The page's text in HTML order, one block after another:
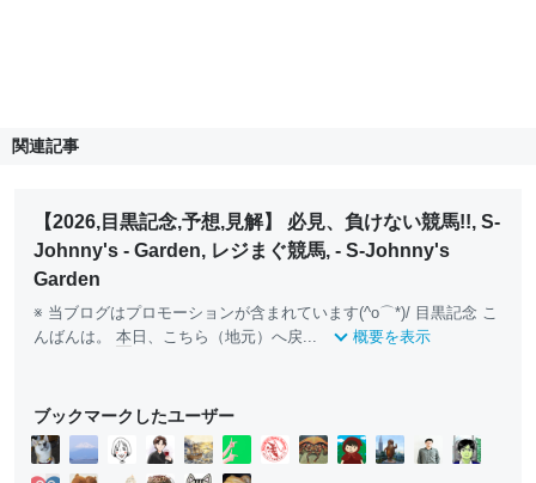
関連記事
【2026,目黒記念,予想,見解】 必見、負けない競馬!!, S-
Johnny's - Garden, レジまぐ競馬, - S-Johnny's
Garden
※ 当ブログはプロモーションが含まれています(^o⌒*)/ 目黒記念 こ
んばんは。 本 日、こちら（地元）へ戻... 概要を表示
ブックマークしたユーザー